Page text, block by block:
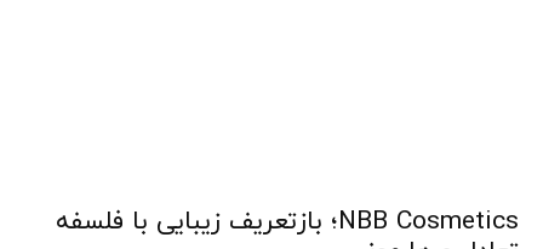
NBB Cosmetics؛ بازتعریف زیبایی با فلسفه